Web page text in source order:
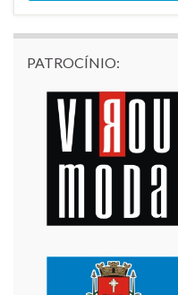
PATROCÍNIO: